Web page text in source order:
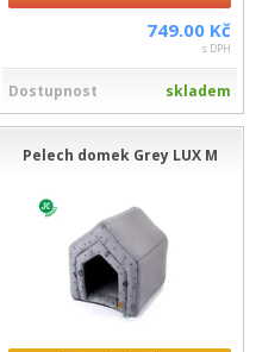
749.00 Kč
s DPH
Dostupnost skladem
Pelech domek Grey LUX M